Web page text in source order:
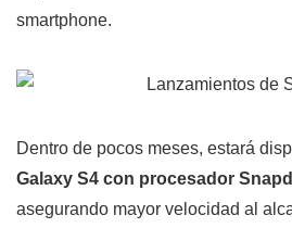
smartphone.
Dentro de pocos meses, estará
Galaxy S4 con procesador
asegurando mayor velocidad al